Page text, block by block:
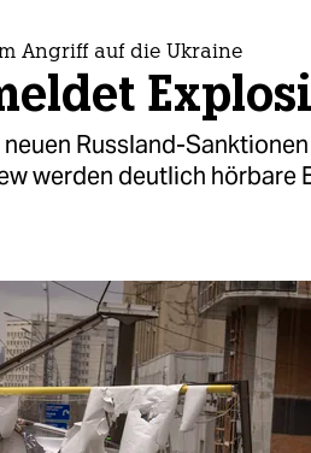
Angriff auf die Ukraine
Russland-
werden deutlich hörbare